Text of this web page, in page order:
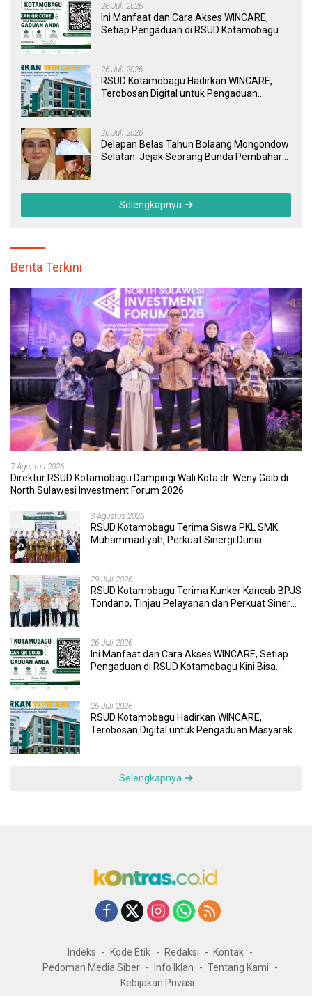
26 Juli 2026
Ini Manfaat dan Cara Akses WINCARE,
Setiap Pengaduan di RSUD Kotamobagu
26 Juli 2026
RSUD Kotamobagu Hadirkan WINCARE,
Terobosan Digital untuk Pengaduan
26 Juli 2026
Delapan Belas Tahun Bolaang Mongondow
Selatan: Jejak Seorang Bunda Pembaharu
Selengkapnya
Berita Terkini
7 Agustus 2026
Direktur RSUD Kotamobagu Dampingi Wali Kota dr. Weny Gaib di
North Sulawesi Investment Forum 2026
3 Agustus 2026
RSUD Kotamobagu Terima Siswa PKL SMK
Muhammadiyah, Perkuat Sinergi Dunia
29 Juli 2026
RSUD Kotamobagu Terima Kunker Kancab BPJS
Tondano, Tinjau Pelayanan dan Perkuat Sinergi
26 Juli 2026
Ini Manfaat dan Cara Akses WINCARE, Setiap
Pengaduan di RSUD Kotamobagu Kini Bisa
26 Juli 2026
RSUD Kotamobagu Hadirkan WINCARE,
Terobosan Digital untuk Pengaduan Masyarakat
Selengkapnya
Indeks Kode Etik Redaksi
Kontak
Pedoman Media Siber
Info Iklan
Tentang Kami
Kebijakan Privasi